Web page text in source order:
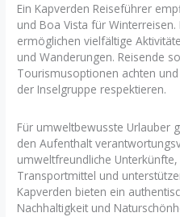
Ein Kapverden Reiseführer
und Boa Vista für
ermöglichen vielfältige
und Wanderungen. Reisende
Tourismusoptionen achten
der Inselgruppe respektieren.
Für umweltbewusste Urlauber
den Aufenthalt
umweltfreundliche
Transportmittel und
Kapverden bieten ein
Nachhaltigkeit und